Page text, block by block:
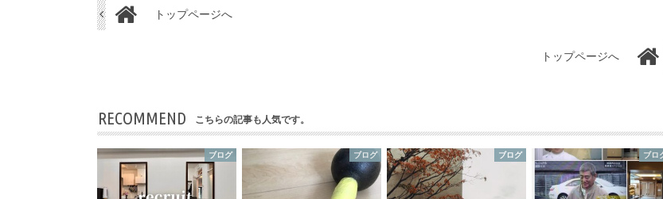
トップページへ
トップページへ
RECOMMEND こちらの記事も人気です。
ブログ ブログ ブログ ブロ